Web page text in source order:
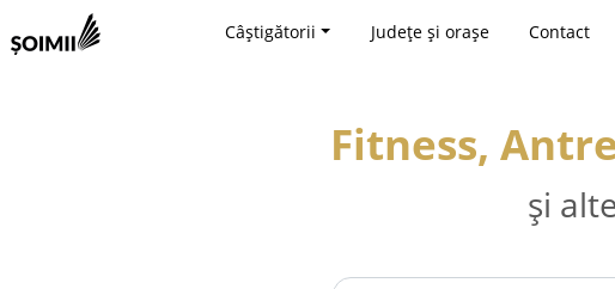
Câștigătorii Județe și orașe Contact
Fitness,
și